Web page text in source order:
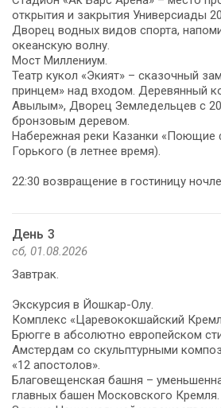
открытия и закрытия Универсиады
Дворец водных видов спорта,
океанскую волну.
Мост Миллениум.
Театр кукол «Экият» – сказочный
принцем» над входом. Деревянный
Авылым», Дворец Земледельцев с
бронзовым деревом.
Набережная реки Казанки «Поющие
Горького (в летнее время).
22:30 возвращение в гостиницу
День 3
сб, 01.08.2026
Завтрак.
Экскурсия в Йошкар-Олу.
Комплекс «Царевококшайский
Брюгге в абсолютно европейском
Амстердам со скульптурными
«12 апостолов».
Благовещенская башня –
главных башен Московского Кремля.